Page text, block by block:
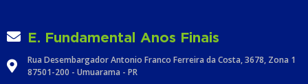
E. Fundamental Anos Finais
Rua Desembargador Antonio Franco Ferreira da Costa, 3678, Zona 1
87501-200 - Umuarama - PR